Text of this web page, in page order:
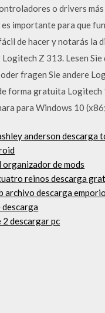
o drivers
importante para que
de hacer y notarás la
Z 313. Lesen
fragen Sie andere
forma gratuita Logitech
para Windows 10
anderson descarga
organizador de mods
reinos descarga
archivo descarga emporio
descargar pc